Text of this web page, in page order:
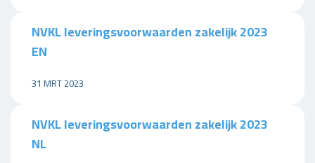
NVKL leveringsvoorwaarden zakelijk 2023
EN
31 MRT 2023
NVKL leveringsvoorwaarden zakelijk 2023
NL